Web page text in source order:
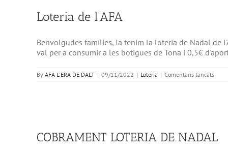
Loteria de l’AFA
Benvolgudes famílies, Ja tenim la loteria de Nadal de
val per a consumir a les botigues de Tona i 0,5€
By AFA L'ERA DE DALT | 09/11/2022 | Loteria | Comentaris tancatsa
COBRAMENT LOTERIA DE NADAL